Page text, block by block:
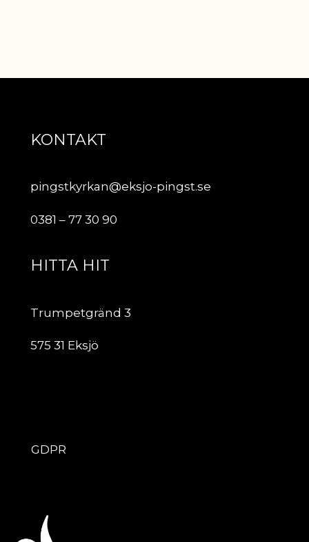
KONTAKT
pingstkyrkan@eksjo-pingst.se
0381 – 77 30 90
HITTA HIT
Trumpetgränd 3
575 31 Eksjö
GDPR